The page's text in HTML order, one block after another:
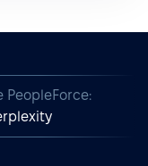
PeopleForce: